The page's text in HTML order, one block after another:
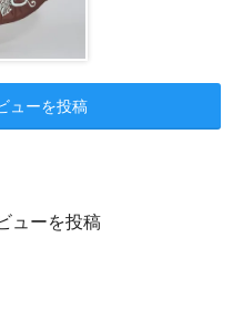
ューを投稿
ューを投稿